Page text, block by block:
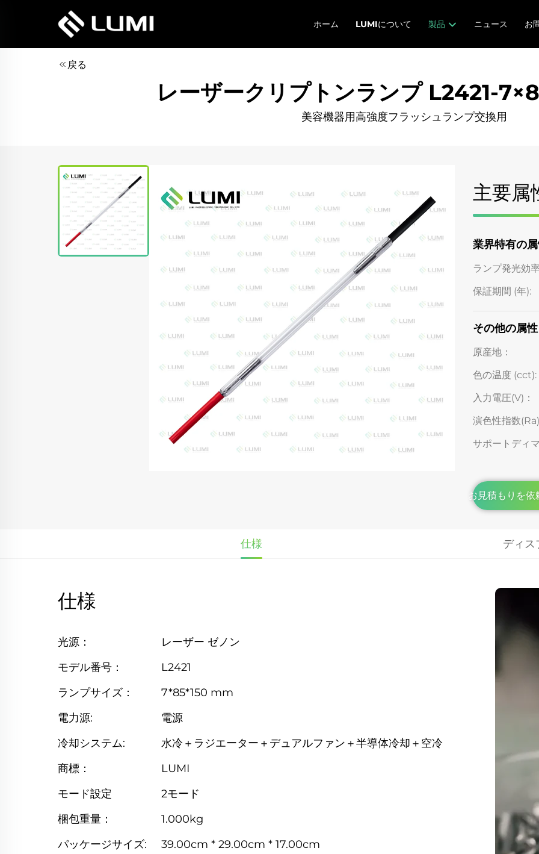
ホーム LUMIについて 製品 ニュース お
戻る
レーザークリプトンランプ L2421-
美容機器用高強度フラッシュランプ交換用
主要属
業界特有の
ランプ発光効
保証期間 (年):
その他の属性
原産地：
色の温度 (cct):
入力電圧(V)：
演色性指数
サポートディ
お見積もりを依
仕様 ディス
仕様
光源：
レーザー ゼノン
モデル番号：
L2421
ランプサイズ：
7*85*150 mm
電力源:
電源
冷却システム:
水冷＋ラジエーター＋デュアルファン＋半導体冷却＋空冷
商標：
LUMI
モード設定
2モード
梱包重量：
1.000kg
パッケージサイズ:
39.00cm * 29.00cm * 17.00cm